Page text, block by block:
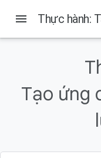
1. Trước khi bắt đầu
Điều kiện tiên quyết
Bạn cần có
Sản phẩm bạn sẽ tạo ra
menu
Tạo ứng